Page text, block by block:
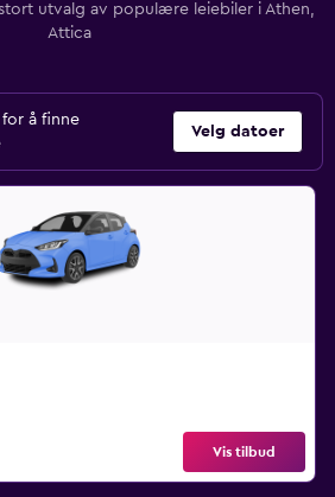
utvalg av populære leiebiler i Athen,
Attica
å finne
Velg datoer
Vis tilbud